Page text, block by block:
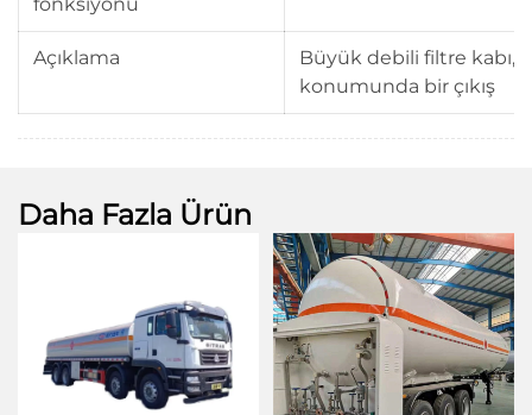
Açıklama
Büyük debili filtre kabı,
konumunda bir çıkış
Daha Fazla Ürün